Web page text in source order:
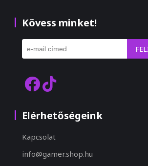
Kövess minket!
Elérhetőségeink
Kapcsolat
info@gamer.shop.hu